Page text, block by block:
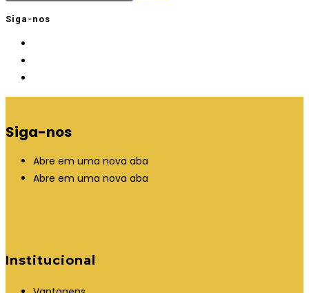
Siga-nos
Siga-nos
Abre em uma nova aba
Abre em uma nova aba
Institucional